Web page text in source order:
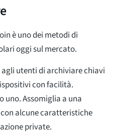
è uno dei metodi di
oggi sul mercato.
utenti di archiviare chiavi
con facilità.
uno. Assomiglia a una
alcune caratteristiche
private.